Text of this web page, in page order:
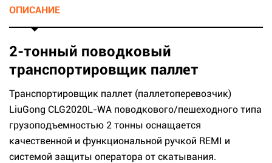
ОПИСАНИЕ
2-тонный поводковый
транспортировщик паллет
Транспортировщик паллет (паллетоперевозчик)
LiuGong CLG2020L-WA поводкового/пешеходного типа
грузоподъемностью 2 тонны оснащается
качественной и функциональной ручкой REMI и
системой защиты оператора от скатывания.